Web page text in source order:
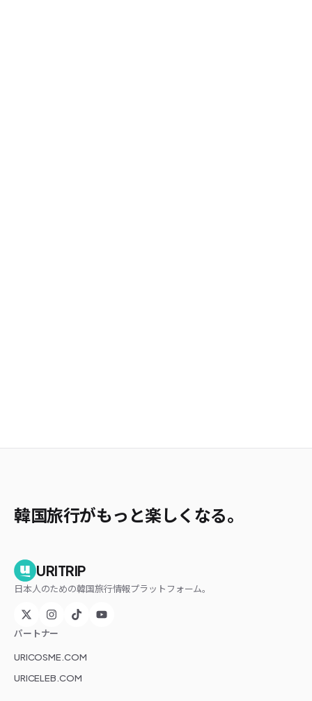
韓国旅行がもっと楽しくなる。
URITRIP
日本人のための韓国旅行情報プラットフォーム。
パートナー
URICOSME.COM
URICELEB.COM